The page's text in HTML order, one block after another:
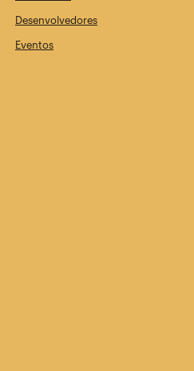
Desenvolvedores
Eventos